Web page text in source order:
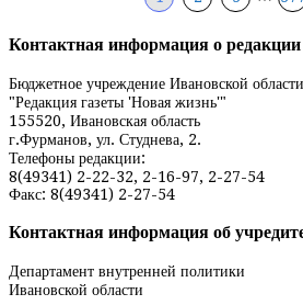
записям
Контактная информация о редакции
Бюджетное учреждение Ивановской области
"Редакция газеты 'Новая жизнь'"
155520, Ивановская область
г.Фурманов, ул. Студнева, 2.
Телефоны редакции:
8(49341) 2-22-32, 2-16-97, 2-27-54
Факс: 8(49341) 2-27-54
Контактная информация об
Департамент внутренней политики
Ивановской области